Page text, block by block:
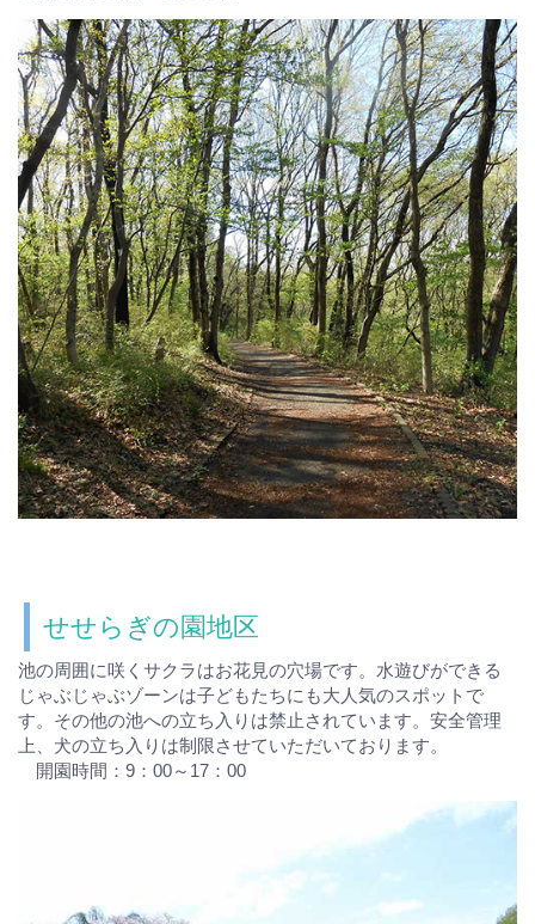
せせらぎの園地区
池の周囲に咲くサクラはお花見の穴場です。水遊びができる
じゃぶじゃぶゾーンは子どもたちにも大人気のスポットで
す。その他の池への立ち入りは禁止されています。安全管理
上、犬の立ち入りは制限させていただいております。
開園時間：9：00～17：00